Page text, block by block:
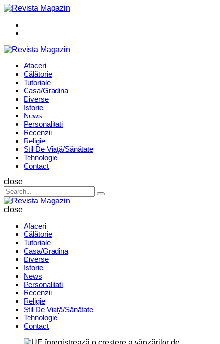
Menu
Menu Afaceri
Călătorie
Tutoriale
Casa/Gradina
Diverse
Istorie
News
Personalitati
Recenzii
Religie
Stil De Viaţă/Sănătate
Tehnologie
Contact
Search
close
Search
for:
Search
close
Afaceri
Călătorie
Tutoriale
Casa/Gradina
Diverse
Istorie
News
Personalitati
Recenzii
Religie
Stil De Viaţă/Sănătate
Tehnologie
Contact